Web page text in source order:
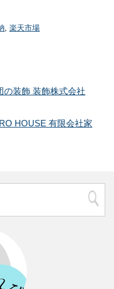
, 楽天市場
の装飾 装飾株式会社
HOUSE 有限会社家